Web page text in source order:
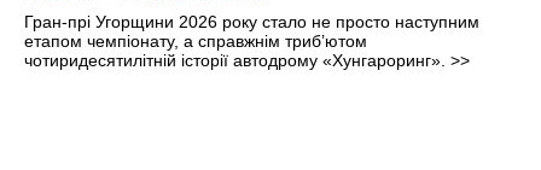
Гран-прі Угорщини 2026 року стало не просто наступним
етапом чемпіонату, а справжнім триб’ютом
чотиридесятилітній історії автодрому «Хунгароринг». >>